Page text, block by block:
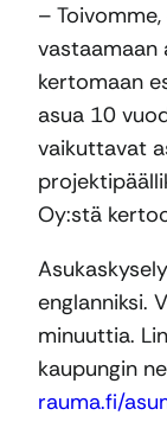
–
vastaamaan
kertomaan
asua 10
vaikuttavat
Oy:stä
englanniksi.
minuuttia.
kaupungin
rauma.fi/